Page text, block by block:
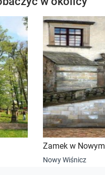
Zamek w
Nowy Wiśnicz